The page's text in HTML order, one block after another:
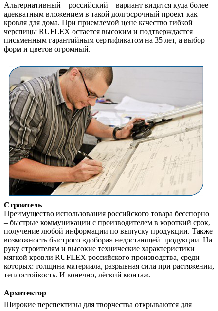
Альтернативный – российский – вариант видится куда более
адекватным вложением в такой долгосрочный проект как
кровля для дома. При приемлемой цене качество гибкой
черепицы RUFLEX остается высоким и подтверждается
письменным гарантийным сертификатом на 35 лет, а выбор
форм и цветов огромный.
Строитель
Преимущество использования российского товара бесспорно
– быстрые коммуникации с производителем в короткий срок,
получение любой информации по выпуску продукции. Также
возможность быстрого «добора» недостающей продукции. На
руку строителям и высокие технические характеристики
мягкой кровли RUFLEX российского производства, среди
которых: толщина материала, разрывная сила при растяжении,
теплостойкость. И конечно, лёгкий монтаж.
Архитектор
Широкие перспективы для творчества открываются для